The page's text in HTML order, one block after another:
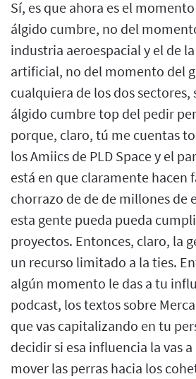
Sí, es que ahora es el
álgido cumbre, no del
industria aeroespacial y el de
artificial, no del momento del
cualquiera de los dos
álgido cumbre top del pedir
porque, claro, tú me cuentas
los Amiics de PLD Space y el
está en que claramente hacen
chorrazo de de de millones de
esta gente pueda pueda
proyectos. Entonces, claro, la
un recurso limitado a la ties.
algún momento le das a tu
podcast, los textos sobre
que vas capitalizando en tu
decidir si esa influencia la vas
mover las perras hacia los